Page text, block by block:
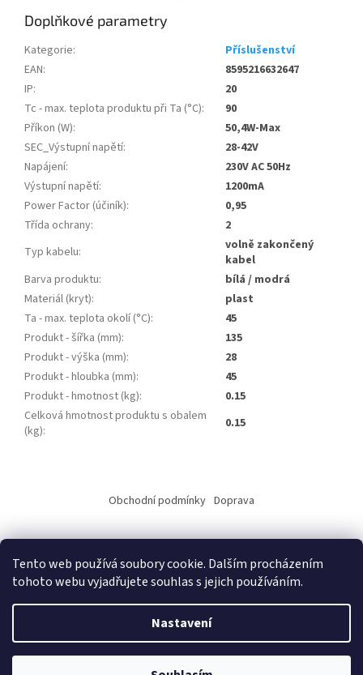
Tento web používá soubory cookie. Dalším procházením
tohoto webu vyjadřujete souhlas s jejich používáním.
Nastavení
Doplňkové parametry
Kategorie:
Příslušenství
EAN:
8595216632647
IP:
20
Tc - max. teplota produktu při Ta (°C):
90
Příkon (W):
50,4W-Max
SEC_Výstupní napětí:
28-42V
Napájení:
230V AC 50Hz
Výstupní napětí:
1200mA
Power Factor (účiník):
0,95
Třída ochrany:
2
Typ kabelu:
volně zakončený
kabel
Barva produktu:
bílá / modrá
Materiál (kryt):
plast
Ta - max. teplota okolí (°C):
45
Produkt - šířka (mm):
135
Produkt - výška (mm):
28
Produkt - hloubka (mm):
45
Produkt - hmotnost (kg):
0.15
Celková hmotnost produktu s obalem
(kg): 0.15
a
t
Obchodní podmínky Doprava
Vytvořil Shoptet
ALKO elektro s.r.o.. Všechna práva vyhrazena.
Upravit nastavení cookies